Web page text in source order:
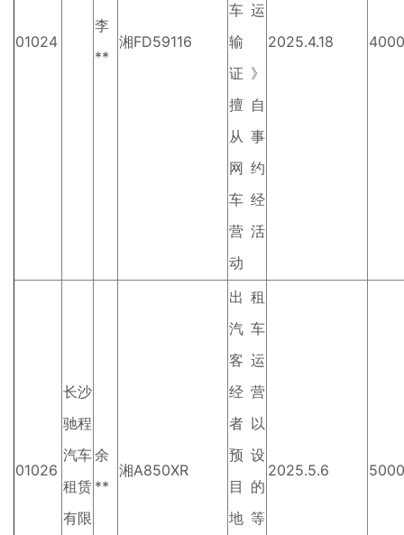
01024
李
**
湘FD59116
车运
输
证》
擅自
从事
网约
车经
营活
动
2025.4.18 4000
01026
长沙
驰程
汽车
租赁
有限
余
**
湘A850XR
出租
汽车
客运
经营
者以
预设
目的
地等
2025.5.6 5000